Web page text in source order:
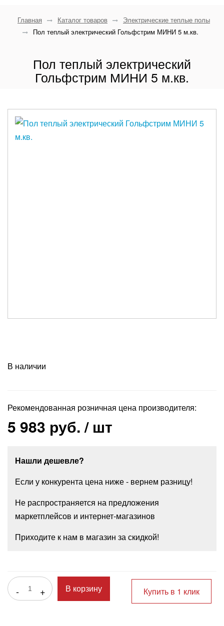
Главная Каталог товаров
Электрические теплые полы
Пол теплый электрический Гольфстрим МИНИ 5 м.кв.
Пол теплый электрический
Гольфстрим МИНИ 5 м.кв.
В наличии
Рекомендованная розничная цена производителя:
5 983 руб./ шт
Нашли дешевле?
Если у конкурента цена ниже - вернем разницу!
Не распространяется на предложения
маркетплейсов и интернет-магазинов
Приходите к нам в магазин за скидкой!
- + В корзину Купить в 1 клик